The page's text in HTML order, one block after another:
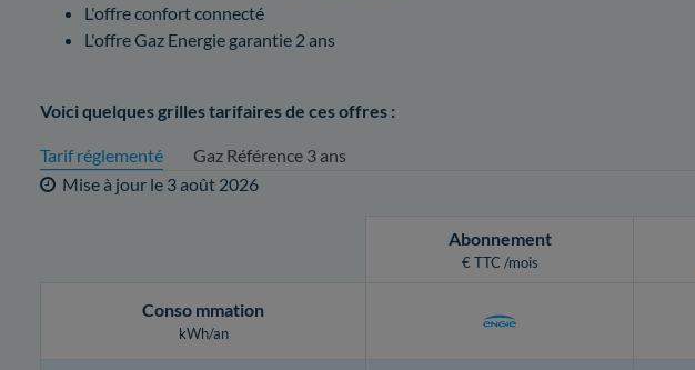
L'offre confort connecté
L'offre Gaz Energie garantie 2 ans
Voici quelques grilles tarifaires de ces offres :
Tarif réglementé
Gaz Référence 3 ans
Mise à jour le 3 août 2026
Abonnement
€ TTC /mois
Conso mmation
kWh/an